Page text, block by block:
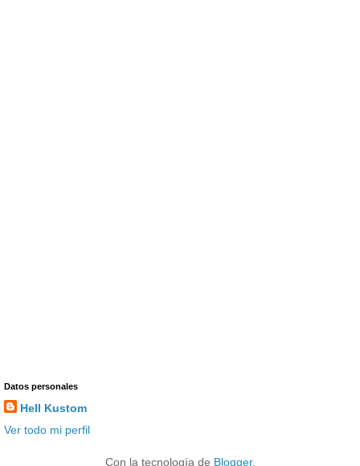
Datos personales
Hell Kustom
Ver todo mi perfil
Con la tecnología de Blogger.